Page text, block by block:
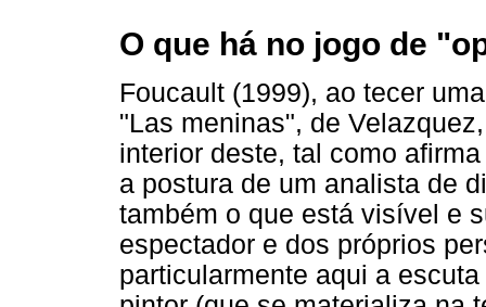
O que há no jogo de
Foucault (1999), ao tecer
"Las meninas", de
interior deste, tal como
a postura de um analista de
também o que está visível e
espectador e dos próprios
particularmente aqui a